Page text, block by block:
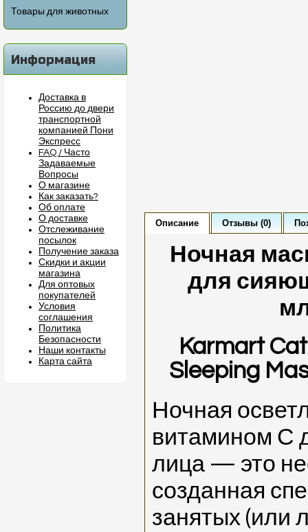
Товары для животных
Информация
Доставка в
Россию до двери
транспортной
компанией Пони
Экспресс
FAQ / Часто
Задаваемые
Вопросы
О магазине
Как заказать?
Об оплате
О доставке
Отслеживание
посылок
Получение заказа
Скидки и акции
магазина
Для оптовых
покупателей
Условия
соглашения
Политика
Безопасности
Наши контакты
Карта сайта
Описание Отзывы (0)
Ночная
для
Karmart
Sleeping
Ночная
витамином С
лица — это
созданная
занятых (или